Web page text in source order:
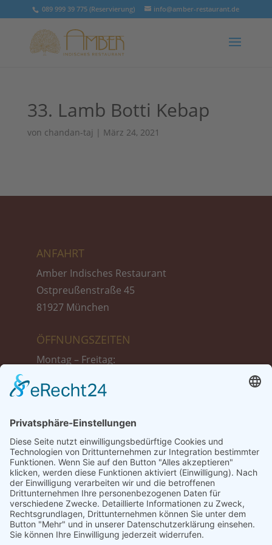
089 999 39 775 (Reservierung) info@amber-restaurant.de
33. Lamb Botti Kebap
von chandan-taj | März 24, 2021
ANFAHRT
Amber Indisches Restaurant
Ostpreußenstraße 45
81927 München
ÖFFNUNGSZEITEN
Montag – Freitag:
17:30 bis 23:00 Uhr
17:30 bis 23:00 Uhr
Sonntag + Feiertags:
12:00 bis 23:00 Uhr
TISCH-RESERVIERUNG
Tel.: 089 999 39 775
Tel.: +49 1521 87 13 698 (Reservierung nur